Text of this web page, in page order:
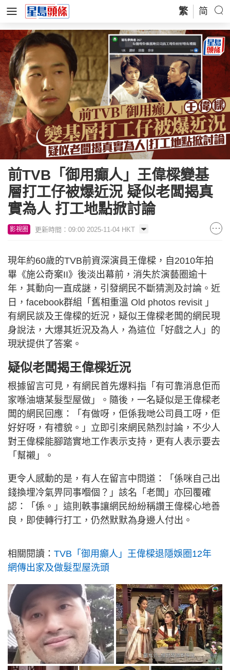
繁 简
前TVB「御用癲人」王偉樑變基
層打工仔被爆近況 疑似老闆揭真
實為人 打工地點掀討論
影視圈 更新時間：09:00 2025-11-04 HKT
現年約60歲的TVB前資深演員王偉樑，自2010年拍
畢《施公奇案II》後淡出幕前，消失於演藝圈逾十
年，其動向一直成謎，引發網民不斷猜測及討論。近
日，facebook群組「舊相重溫 Old photos revisit 」
有網民談及王偉樑的近況，疑似王偉樑老闆的網民現
身說法，大爆其近況及為人，為這位「好戲之人」的
現狀提供了答案。
疑似老闆揭王偉樑近況
根據留言可見，有網民首先爆料指「有可靠消息佢而
家喺油塘某髮型屋做」。隨後，一名疑似是王偉樑老
闆的網民回應：「有做呀，佢係我哋公司員工呀，佢
好好呀，有禮貌。」立即引來網民熱烈討論，不少人
對王偉樑能腳踏實地工作表示支持，更有人表示要去
「幫襯」。
更令人感動的是，有人在留言中問道：「係咪自己出
錢換埋冷氣畀同事嗰個？」該名「老闆」亦回覆確
認：「係。」這則軼事讓網民紛紛稱讚王偉樑心地善
良，即使轉行打工，仍然默默為身邊人付出。
相關閱讀： TVB「御用癲人」王偉樑退隱娛圈12年
網傳出家及做髮型屋洗頭